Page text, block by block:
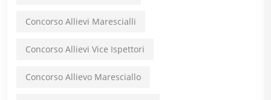
Concorso Allievi Marescialli
Concorso Allievi Vice Ispettori
Concorso Allievo Maresciallo